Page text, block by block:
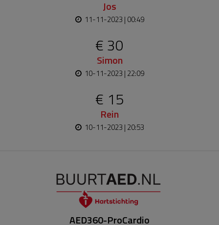
Jos
11-11-2023 | 00:49
€ 30
Simon
10-11-2023 | 22:09
€ 15
Rein
10-11-2023 | 20:53
AED360-ProCardio